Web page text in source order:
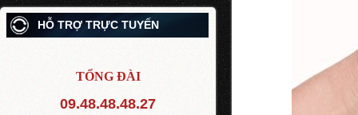
HỖ TRỢ TRỰC TUYẾN
TỔNG ĐÀI
09.48.48.48.27